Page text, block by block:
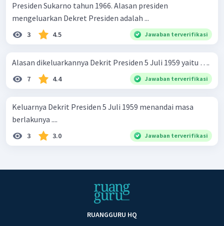
Presiden Sukarno tahun 1966. Alasan presiden
mengeluarkan Dekret Presiden adalah ...
3 4.5 Jawaban terverifikasi
Alasan dikeluarkannya Dekrit Presiden 5 Juli 1959 yaitu ….
7 4.4 Jawaban terverifikasi
Keluarnya Dekrit Presiden 5 Juli 1959 menandai masa
berlakunya ....
3 3.0 Jawaban terverifikasi
RUANGGURU HQ